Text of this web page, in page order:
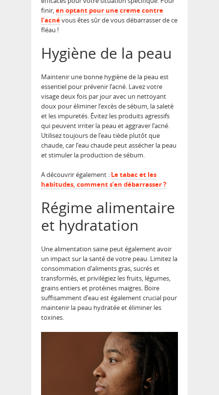
finir,en optant pour une creme contre
l’acnévous êtes sûr de vous débarrasser de ce
fléau !
Hygiène de la peau
Maintenir une bonne hygiène de la peau est
essentiel pour prévenir l’acné. Lavez votre
visage deux fois par jour avec un nettoyant
doux pour éliminer l’excès de sébum, la saleté
et les impuretés. Évitez les produits agressifs
qui peuvent irriter la peau et aggraver l’acné.
Utilisez toujours de l’eau tiède plutôt que
chaude, car l’eau chaude peut assécher la peau
et stimuler la production de sébum.
A découvrir également : Le tabac et les
habitudes, comment s’en débarrasser ?
Régime alimentaire
et hydratation
Une alimentation saine peut également avoir
un impact sur la santé de votre peau. Limitez la
consommation d’aliments gras, sucrés et
transformés, et privilégiez les fruits, légumes,
grains entiers et protéines maigres. Boire
suffisamment d’eau est également crucial pour
maintenir la peau hydratée et éliminer les
toxines.